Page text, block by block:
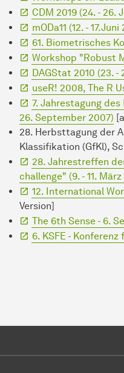
CDM 2019 (24. - 26.
mODa11 (12. - 17.Juni
61. Biometrisches
Workshop "Robust
DAGStat 2010 (23. -
useR! 2008, The R
7. Jahrestagung
26. September 2007)
28. Herbsttagung der
Klassifikation (GfKl),
28. Jahrestreffen
challenge" (9. - 11.
12. International
Version]
The 6th Sense - 6.
6. KSFE -